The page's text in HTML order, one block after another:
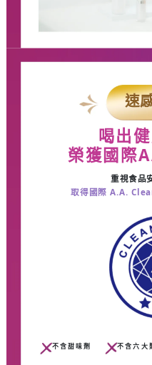
速
喝出
榮獲國際
重視食品
取得國際 A.A.
不含甜味劑 不含六大